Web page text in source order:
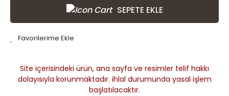
SEPETE EKLE
Site içerisindeki ürün, ana sayfa ve resimler telif hakkı
dolayısıyla korunmaktadır. ihlal durumunda yasal işlem
başlatılacaktır.